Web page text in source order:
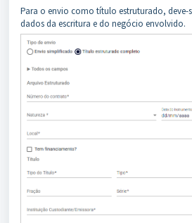
Para o envio como título estruturado, deve-
dados da escritura e do negócio envolvido.